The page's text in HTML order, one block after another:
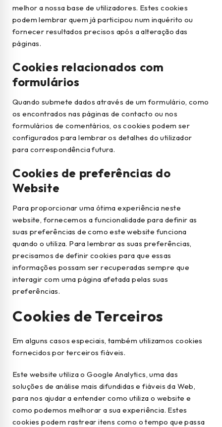
melhor a nossa base de utilizadores. Estes cookies
podem lembrar quem já participou num inquérito ou
fornecer resultados precisos após a alteração das
páginas.
Cookies relacionados com
formulários
Quando submete dados através de um formulário, como
os encontrados nas páginas de contacto ou nos
formulários de comentários, os cookies podem ser
configurados para lembrar os detalhes do utilizador
para correspondência futura.
Cookies de preferências do
Website
Para proporcionar uma ótima experiência neste
website, fornecemos a funcionalidade para definir as
suas preferências de como este website funciona
quando o utiliza. Para lembrar as suas preferências,
precisamos de definir cookies para que essas
informações possam ser recuperadas sempre que
interagir com uma página afetada pelas suas
preferências.
Cookies de Terceiros
Em alguns casos especiais, também utilizamos cookies
fornecidos por terceiros fiáveis.
Este website utiliza o Google Analytics, uma das
soluções de análise mais difundidas e fiáveis da Web,
para nos ajudar a entender como utiliza o website e
como podemos melhorar a sua experiência. Estes
cookies podem rastrear itens como o tempo que passa